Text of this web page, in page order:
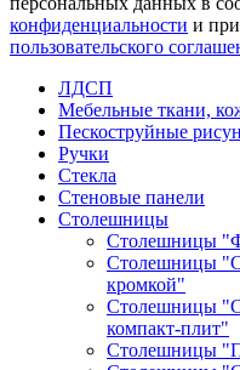
конфиденциальности и
пользовательского
ЛДСП
Мебельные ткани,
Пескоструйные
Ручки
Стекла
Стеновые панели
Столешницы
Столешницы
Столешницы
кромкой"
Столешницы
компакт-плит"
Столешницы